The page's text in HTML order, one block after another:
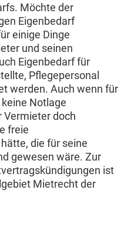
Möchte der
Eigenbedarf
einige Dinge
und seinen
Eigenbedarf für
Pflegepersonal
werden. Auch wenn für
Notlage
Vermieter doch
freie
die für seine
gewesen wäre. Zur
ist
Mietrecht der